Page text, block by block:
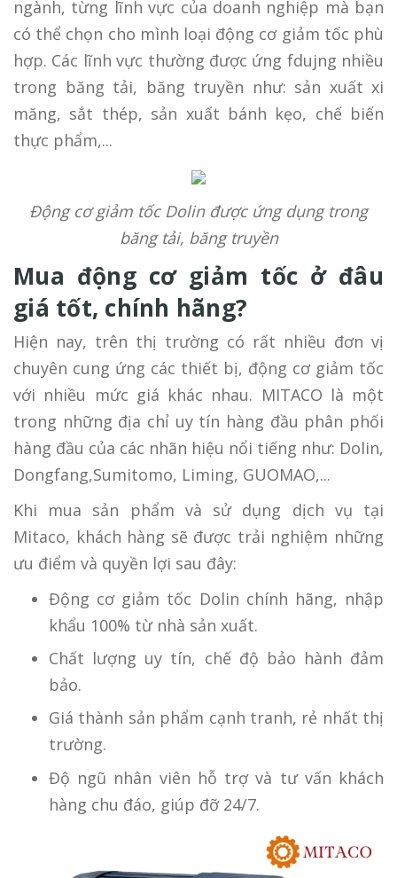
ngành, từng lĩnh vực của doanh nghiệp mà bạn
có thể chọn cho mình loại động cơ giảm tốc phù
hợp. Các lĩnh vực thường được ứng fdujng nhiều
trong băng tải, băng truyền như: sản xuất xi
măng, sắt thép, sản xuất bánh kẹo, chế biến
thực phẩm,...
Động cơ giảm tốc Dolin được ứng dụng trong
băng tải, băng truyền
Mua động cơ giảm tốc ở đâu
giá tốt, chính hãng?
Hiện nay, trên thị trường có rất nhiều đơn vị
chuyên cung ứng các thiết bị, động cơ giảm tốc
với nhiều mức giá khác nhau. MITACO là một
trong những địa chỉ uy tín hàng đầu phân phối
hàng đầu của các nhãn hiệu nổi tiếng như: Dolin,
Dongfang,Sumitomo, Liming, GUOMAO,...
Khi mua sản phẩm và sử dụng dịch vụ tại
Mitaco, khách hàng sẽ được trải nghiệm những
ưu điểm và quyền lợi sau đây:
Động cơ giảm tốc Dolin chính hãng, nhập
khẩu 100% từ nhà sản xuất.
Chất lượng uy tín, chế độ bảo hành đảm
bảo.
Giá thành sản phẩm cạnh tranh, rẻ nhất thị
trường.
Độ ngũ nhân viên hỗ trợ và tư vấn khách
hàng chu đáo, giúp đỡ 24/7.